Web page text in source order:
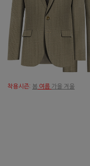
착용시즌: 봄 여름 가을 겨울